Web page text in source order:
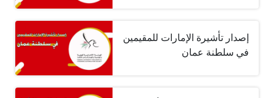
إصدار تأشيرة الإمارات للمقيمين
في سلطنة عمان